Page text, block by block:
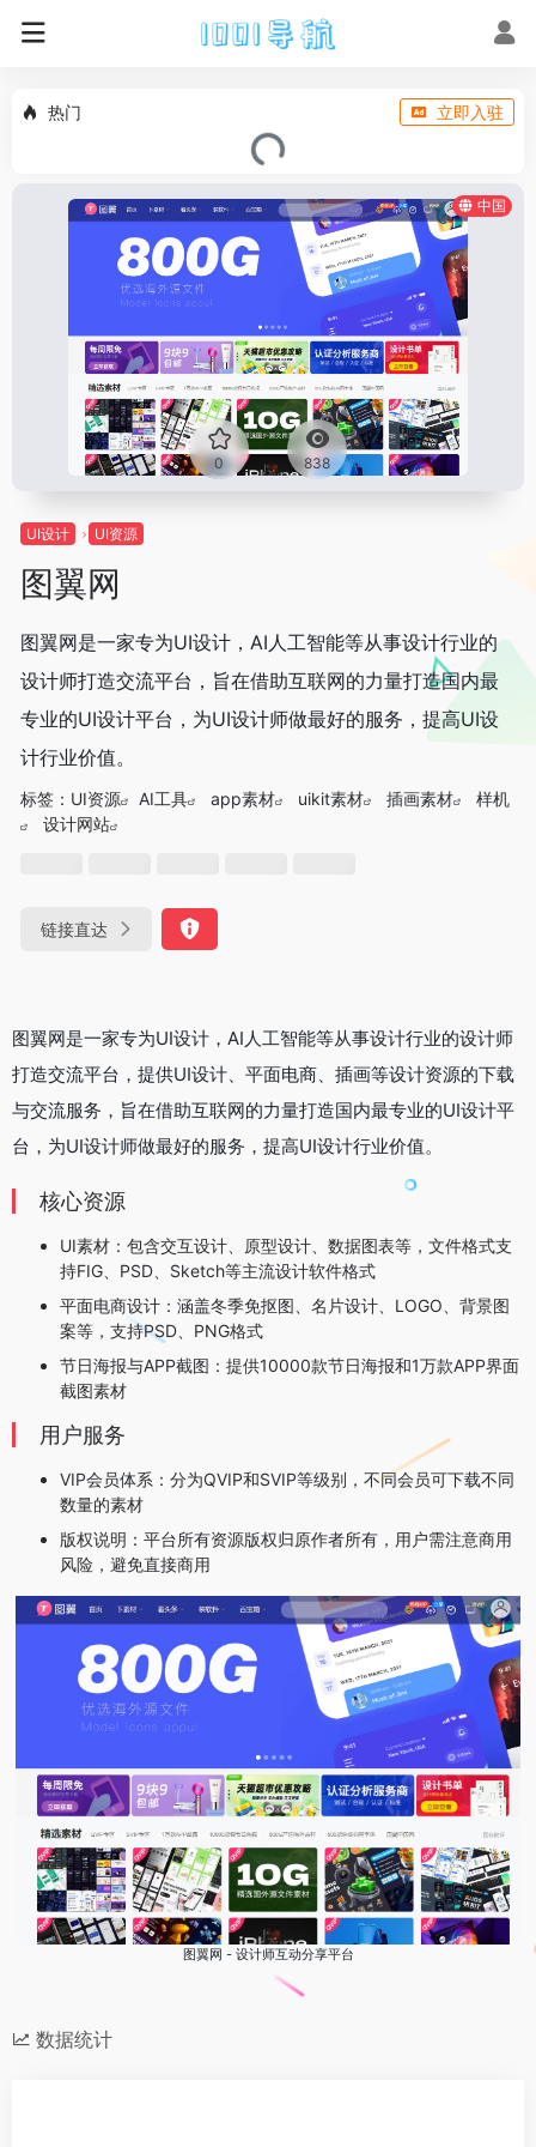
热门 立即入驻
中国
0 838
UI设计 UI资源
图翼网
图翼网是一家专为UI设计，AI人工智能等从事设计行业的
设计师打造交流平台，旨在借助互联网的力量打造国内最
专业的UI设计平台，为UI设计师做最好的服务，提高UI设
计行业价值。
标签： UI资源 AI工具 app素材 uikit素材 插画素材
样机
设计网站
链接直达
图翼网是一家专为UI设计，AI人工智能等从事设计行业的设计师
打造交流平台，提供UI设计、平面电商、插画等设计资源的下载
与交流服务，旨在借助互联网的力量打造国内最专业的UI设计平
台，为UI设计师做最好的服务，提高UI设计行业价值。
核心资源
‌UI素材‌：包含交互设计、原型设计、数据图表等，文件格式支
持FIG、PSD、Sketch等主流设计软件格式
‌平面电商设计‌：涵盖冬季免抠图、名片设计、LOGO、背景图
案等，支持PSD、PNG格式
‌节日海报与APP截图‌：提供10000款节日海报和1万款APP界面
截图素材
用户服务
‌VIP会员体系‌：分为QVIP和SVIP等级别，不同会员可下载不同
数量的素材
‌版权说明‌：平台所有资源版权归原作者所有，用户需注意商用
风险，避免直接商用
图翼网 - 设计师互动分享平台
数据统计